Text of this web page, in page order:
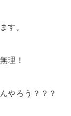
す。
理！
やろう？？？